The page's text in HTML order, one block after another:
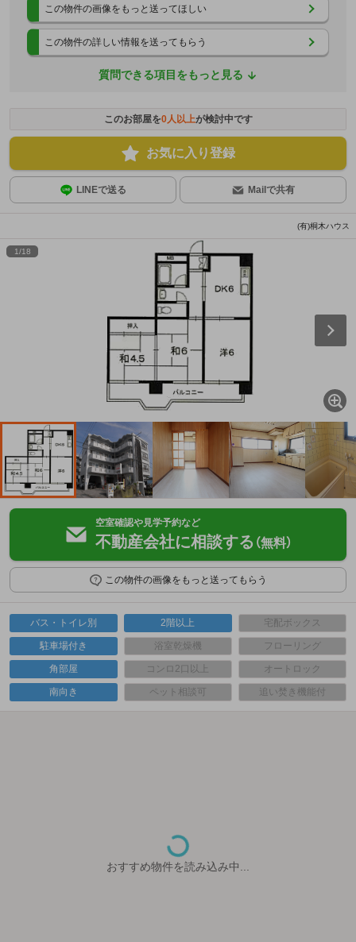
この物件の画像をもっと送ってほしい
この物件の詳しい情報を送ってもらう
質問できる項目をもっと見る
このお部屋を0人以上が検討中です
お気に入り登録
LINEで送る Mailで共有
(有)桐木ハウス
1/18
空室確認や見学予約など
不動産会社に相談する （無料）
この物件の画像をもっと送ってもらう
バス・トイレ別 2階以上 宅配ボックス
駐車場付き 浴室乾燥機 フローリング
角部屋 コンロ2口以上 オートロック
南向き ペット相談可 追い焚き機能付
おすすめ物件を読み込み中...